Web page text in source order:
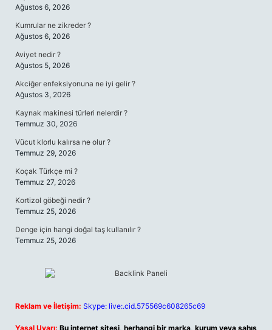
Ağustos 6, 2026
Kumrular ne zikreder ?
Ağustos 6, 2026
Aviyet nedir ?
Ağustos 5, 2026
Akciğer enfeksiyonuna ne iyi gelir ?
Ağustos 3, 2026
Kaynak makinesi türleri nelerdir ?
Temmuz 30, 2026
Vücut klorlu kalırsa ne olur ?
Temmuz 29, 2026
Koçak Türkçe mi ?
Temmuz 27, 2026
Kortizol göbeği nedir ?
Temmuz 25, 2026
Denge için hangi doğal taş kullanılır ?
Temmuz 25, 2026
Reklam ve İletişim: Skype: live:.cid.575569c608265c69
Yasal Uyarı: Bu internet sitesi, herhangi bir marka, kurum veya şahıs